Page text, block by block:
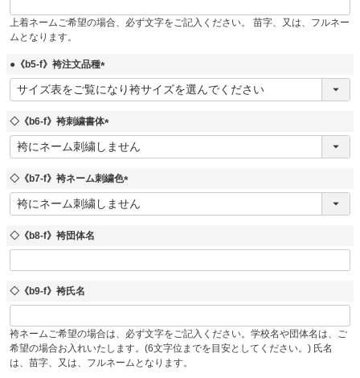
上着ネームご希望の場合、必ず文字をご記入ください。 苗字、又は、フルネー
ムとなります。
●《b5-f》袴注文品種
(
必
)
◇《b6-f》袴刺繍書体
(
必
)
◇《b7-f》袴ネーム刺繍色
(
必
◇《b8-f》袴団体名
◇《b9-f》袴氏名
袴ネームご希望の場合は、必ず文字をご記入ください。学校名や団体名は、ご
希望の場合お入れいたします。(6文字位までを目安としてください。) 氏名
は、苗字、又は、フルネームとなります。